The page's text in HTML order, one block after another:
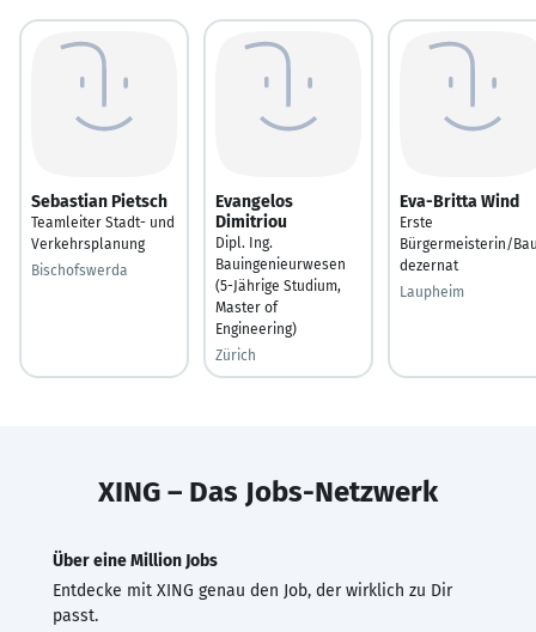
Sebastian Pietsch
Teamleiter Stadt- und
Verkehrsplanung
Bischofswerda
Evangelos
Dimitriou
Dipl. Ing.
Bauingenieurwesen
(5-Jährige Studium,
Master of
Engineering)
Zürich
Eva-Britta Wind
Erste
Bürgermeisterin/
dezernat
Laupheim
XING – Das Jobs-Netzwerk
Über eine Million Jobs
Entdecke mit XING genau den Job, der wirklich zu Dir
passt.